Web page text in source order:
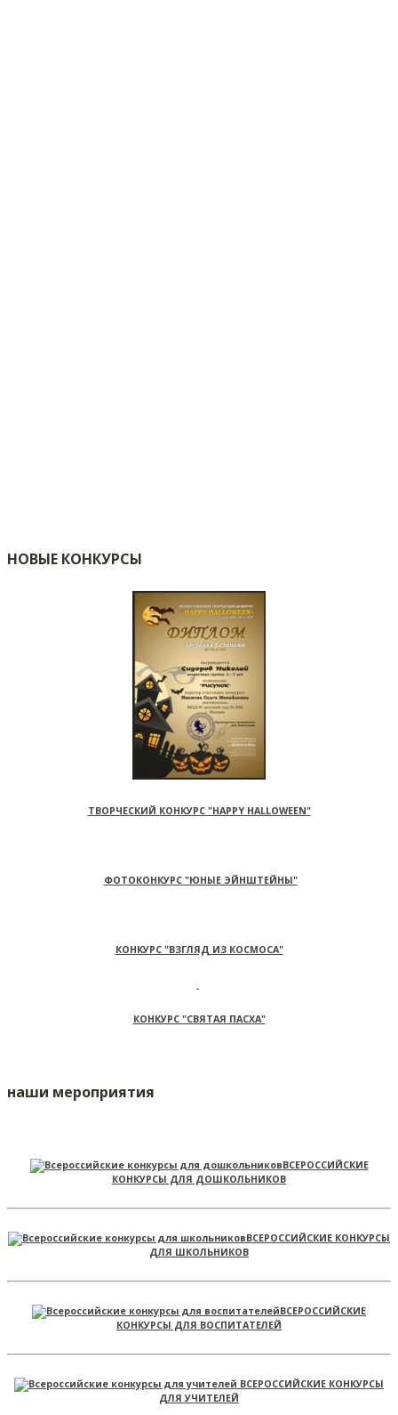
НОВЫЕ КОНКУРСЫ
ТВОРЧЕСКИЙ КОНКУРС "HAPPY HALLOWEEN"
ФОТОКОНКУРС "ЮНЫЕ ЭЙНШТЕЙНЫ"
КОНКУРС "ВЗГЛЯД ИЗ КОСМОСА"
КОНКУРС "СВЯТАЯ ПАСХА"
наши мероприятия
ВСЕРОССИЙСКИЕ
КОНКУРСЫ ДЛЯ ДОШКОЛЬНИКОВ
ВСЕРОССИЙСКИЕ КОНКУРСЫ
ДЛЯ ШКОЛЬНИКОВ
ВСЕРОССИЙСКИЕ
КОНКУРСЫ ДЛЯ ВОСПИТАТЕЛЕЙ
ВСЕРОССИЙСКИЕ КОНКУРСЫ
ДЛЯ УЧИТЕЛЕЙ